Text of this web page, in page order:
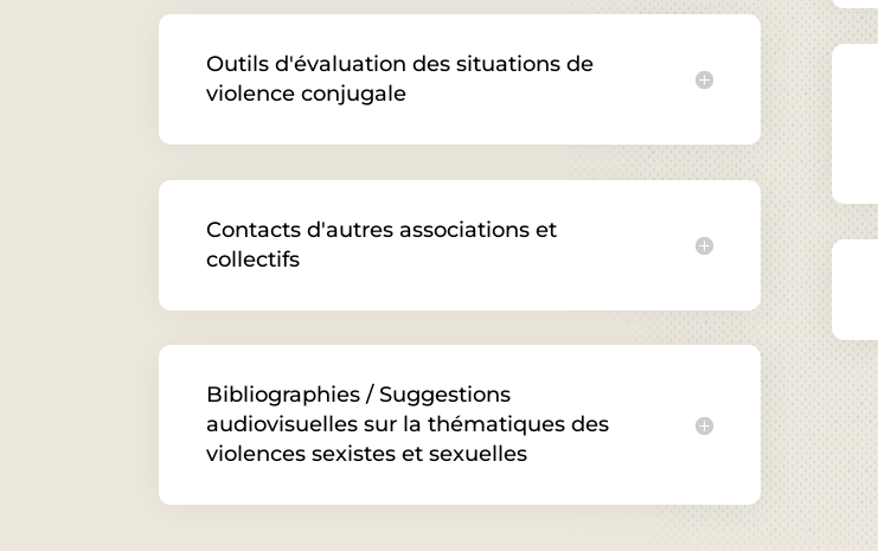
Outils d'évaluation des situations de
violence conjugale
Contacts d'autres associations et
collectifs
Bibliographies / Suggestions
audiovisuelles sur la thématiques des
violences sexistes et sexuelles